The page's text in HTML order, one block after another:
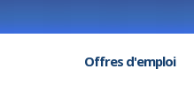
Offres d'emploi